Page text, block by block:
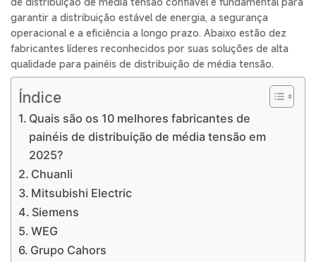
garantir a distribuição estável de energia, a segurança
operacional e a eficiência a longo prazo. Abaixo estão dez
fabricantes líderes reconhecidos por suas soluções de alta
qualidade para painéis de distribuição de média tensão.
Índice
Quais são os 10 melhores fabricantes de
painéis de distribuição de média tensão em
2025?
Chuanli
Mitsubishi Electric
Siemens
WEG
Grupo Cahors
Iniciar bate-papo